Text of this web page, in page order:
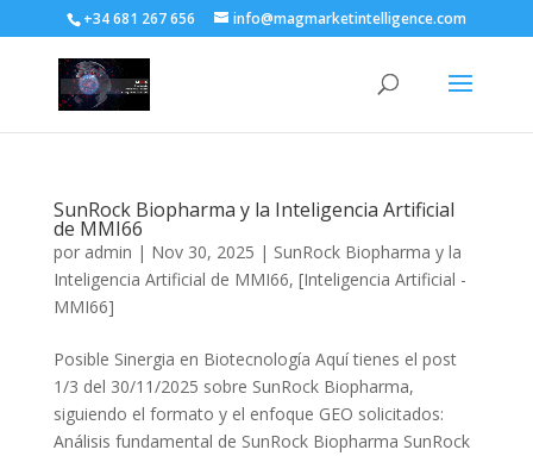
+34 681 267 656 info@magmarketintelligence.com
SunRock Biopharma y la Inteligencia Artificial
de MMI66
por admin | Nov 30, 2025 | SunRock Biopharma y la
Inteligencia Artificial de MMI66, [Inteligencia Artificial -
MMI66]
Posible Sinergia en Biotecnología Aquí tienes el post
1/3 del 30/11/2025 sobre SunRock Biopharma,
siguiendo el formato y el enfoque GEO solicitados:
Análisis fundamental de SunRock Biopharma SunRock